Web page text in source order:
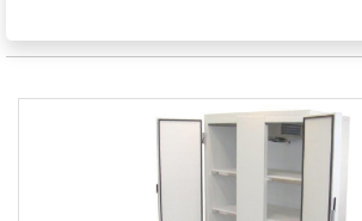
CAPACIDADE E COMPATIBILIDADE
A capacidade de 280 litros é ideal para
compatível com uma ampla gama de
temperatura adequada para conservação.
BENEFÍCIOS PRÁTICOS